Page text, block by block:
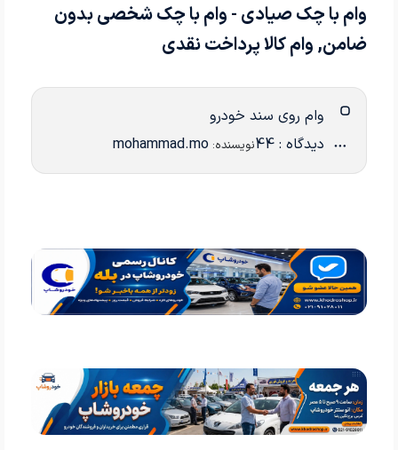
وام با چک صیادی - وام با چک شخصی بدون
ضامن, وام کالا پرداخت نقدی
وام روی سند خودرو
دیدگاه : 44
نویسنده: mohammad.mo